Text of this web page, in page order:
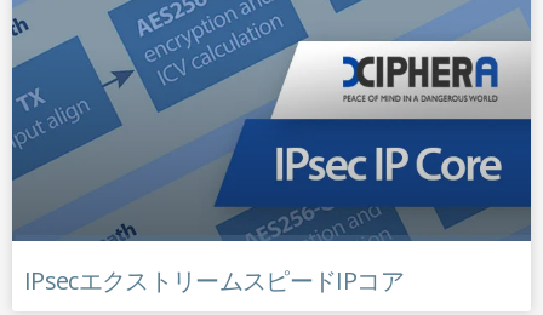
IPsecエクストリームスピードIPコア